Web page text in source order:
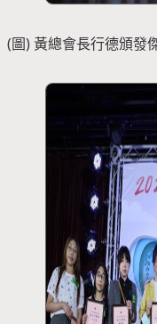
(圖) 黃總會長行德頒發